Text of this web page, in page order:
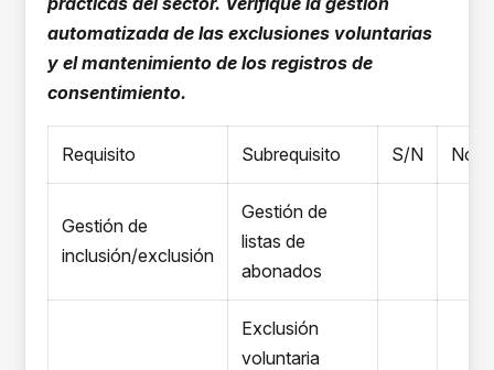
automatizada de las exclusiones voluntarias
y el mantenimiento de los registros de
consentimiento.
Requisito Subrequisito S/N
Gestión de
inclusión/exclusión
Gestión de
listas de
abonados
Exclusión
voluntaria